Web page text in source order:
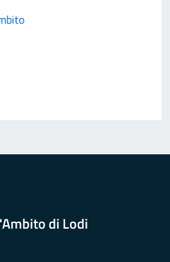
di Lodi